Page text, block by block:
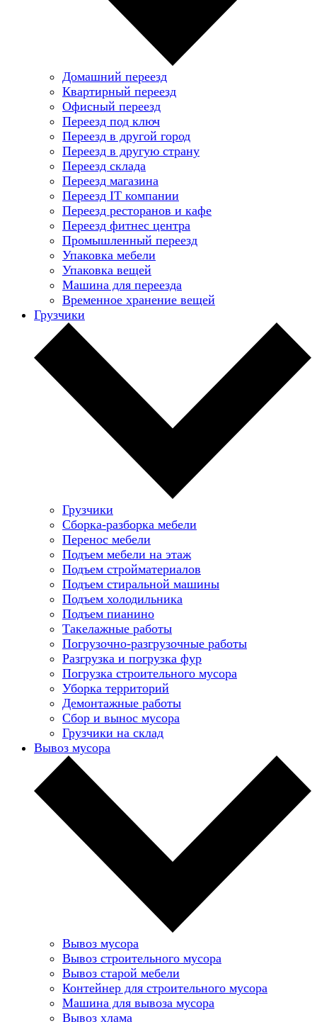
Домашний переезд
Квартирный переезд
Офисный переезд
Переезд под ключ
Переезд в другой город
Переезд в другую страну
Переезд склада
Переезд магазина
Переезд IT компании
Переезд ресторанов и кафе
Переезд фитнес центра
Промышленный переезд
Упаковка мебели
Упаковка вещей
Машина для переезда
Временное хранение вещей
Грузчики
Грузчики
Сборка-разборка мебели
Перенос мебели
Подъем мебели на этаж
Подъем стройматериалов
Подъем стиральной машины
Подъем холодильника
Подъем пианино
Такелажные работы
Погрузочно-разгрузочные работы
Разгрузка и погрузка фур
Погрузка строительного мусора
Уборка территорий
Демонтажные работы
Сбор и вынос мусора
Грузчики на склад
Вывоз мусора
Вывоз мусора
Вывоз строительного мусора
Вывоз старой мебели
Контейнер для строительного мусора
Машина для вывоза мусора
Вывоз хлама